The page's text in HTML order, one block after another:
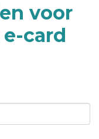
voor
card